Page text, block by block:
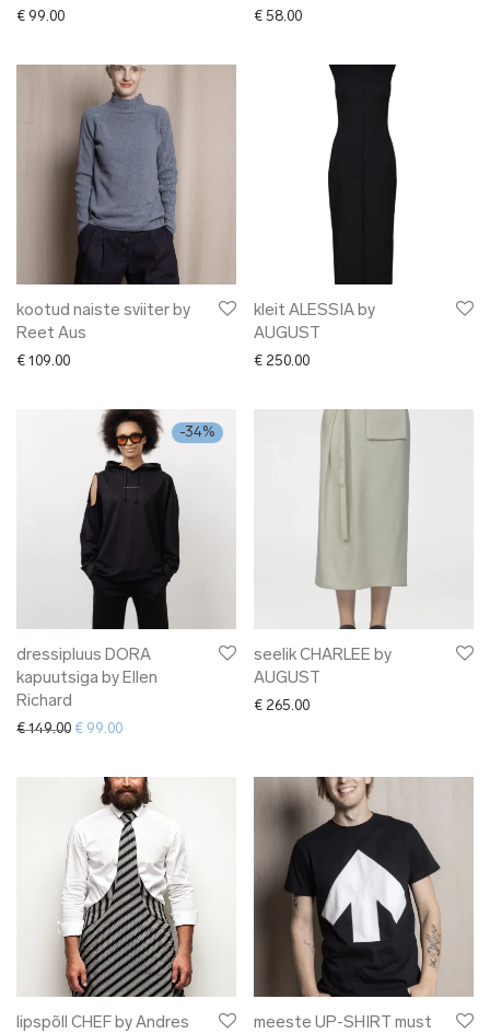
€ 99.00 € 58.00
kootud naiste sviiter by
Reet Aus
€ 109.00
kleit ALESSIA by
AUGUST
€ 250.00
-34%
dressipluus DORA
kapuutsiga by Ellen
Richard
€149.00 Algne hind oli: € 149.00.
€ 99.00Current price is: € 99.00.
seelik CHARLEE by
AUGUST
€ 265.00
lipspõll CHEF by Andres
meeste UP-SHIRT must